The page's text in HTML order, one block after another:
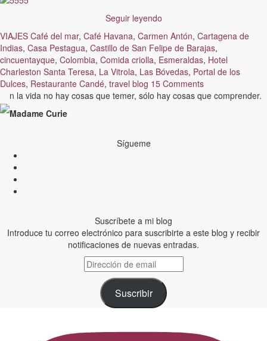
Seguir leyendo
VIAJES Café del mar, Café Havana, Carmen Antón, Cartagena de
Indias, Casa Pestagua, Castillo de San Felipe de Barajas,
cincuentayque, Colombia, Comida criolla, Esmeraldas, Hotel
Charleston Santa Teresa, La Vitrola, Las Bóvedas, Portal de los
Dulces, Restaurante Candé, travel blog 15 Comments
n la vida no hay cosas que temer, sólo hay cosas que comprender.
Madame Curie
Sígueme
Suscríbete a mi blog
Introduce tu correo electrónico para suscribirte a este blog y recibir
notificaciones de nuevas entradas.
Dirección
de
email
Suscribir